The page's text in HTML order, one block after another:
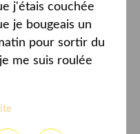
j'étais couchée
je bougeais un
pour sortir du
me suis roulée